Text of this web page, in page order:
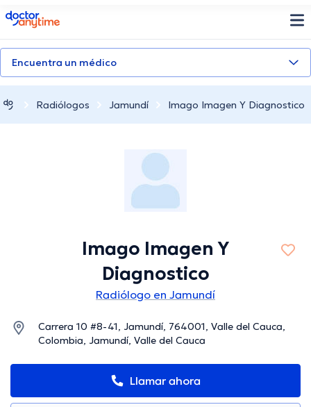
doctoranytime
Encuentra un médico
Radiólogos Jamundí Imago Imagen Y Diagnostico
Imago Imagen Y
Diagnostico
Radiólogo en Jamundí
Carrera 10 #8-41, Jamundí, 764001, Valle del Cauca,
Colombia, Jamundí, Valle del Cauca
Llamar ahora